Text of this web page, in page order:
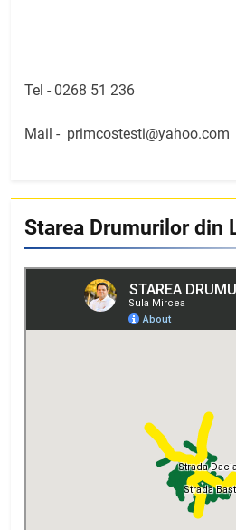
Tel - 0268 51 236
Mail - primcostesti@yahoo.com
Starea Drumurilor din